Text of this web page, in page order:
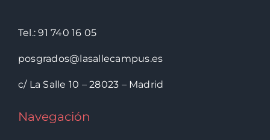
Tel.: 91 740 16 05
posgrados@lasallecampus.es
c/ La Salle 10 – 28023 – Madrid
Navegación